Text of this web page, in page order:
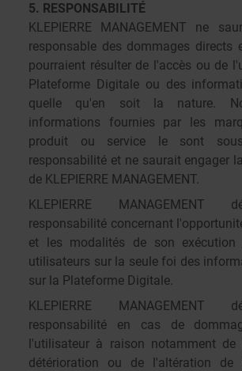
5. RESPONSABILITÉ
KLEPIERRE MANAGEMENT ne
responsable des dommages directs
pourraient résulter de l'accès ou de
Plateforme Digitale ou des
quelle qu'en soit la nature.
informations fournies par les
produit ou service le sont
responsabilité et ne saurait engager
de KLEPIERRE MANAGEMENT.
KLEPIERRE MANAGEMENT
responsabilité concernant
et les modalités de son exécution
utilisateurs sur la seule foi des
sur la Plateforme Digitale.
KLEPIERRE MANAGEMENT
responsabilité en cas de
l'utilisateur à raison notamment
détérioration ou de l'altération de